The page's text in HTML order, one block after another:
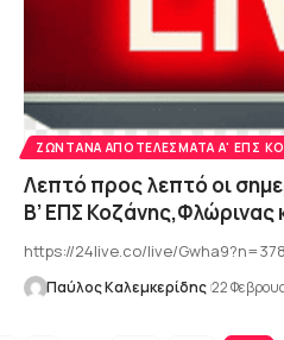
ΖΩΝΤΑΝΆ ΑΠΟΤΕΛΈΣΜΑΤΑ Α' ΕΠΣ
Λεπτό προς λεπτό οι
Β’ ΕΠΣ Κοζάνης,Φλώρινας
https://24live.co/live/
Παύλος Καλεμκερίδης 22